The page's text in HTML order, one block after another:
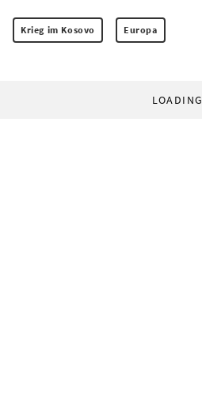
Krieg im Kosovo Europa
LOADING